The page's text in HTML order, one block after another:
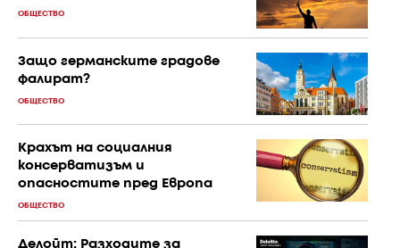
ОБЩЕСТВО
Защо германските градове
фалират?
ОБЩЕСТВО
Крахът на социалния
консерватизъм и
опасностите пред Европа
ОБЩЕСТВО
Делойт: Разходите за